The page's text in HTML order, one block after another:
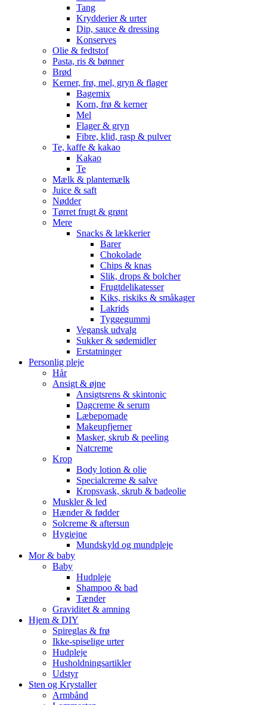
Tang
Krydderier & urter
Dip, sauce & dressing
Konserves
Olie & fedtstof
Pasta, ris & bønner
Brød
Kerner, frø, mel, gryn & flager
Bagemix
Korn, frø & kerner
Mel
Flager & gryn
Fibre, klid, rasp & pulver
Te, kaffe & kakao
Kakao
Te
Mælk & plantemælk
Juice & saft
Nødder
Tørret frugt & grønt
Mere
Snacks & lækkerier
Barer
Chokolade
Chips & knas
Slik, drops & bolcher
Frugtdelikatesser
Kiks, riskiks & småkager
Lakrids
Tyggegummi
Vegansk udvalg
Sukker & sødemidler
Erstatninger
Personlig pleje
Hår
Ansigt & øjne
Ansigtsrens & skintonic
Dagcreme & serum
Læbepomade
Makeupfjerner
Masker, skrub & peeling
Natcreme
Krop
Body lotion & olie
Specialcreme & salve
Kropsvask, skrub & badeolie
Muskler & led
Hænder & fødder
Solcreme & aftersun
Hygiejne
Mundskyld og mundpleje
Mor & baby
Baby
Hudpleje
Shampoo & bad
Tænder
Graviditet & amning
Hjem & DIY
Spireglas & frø
Ikke-spiselige urter
Hudpleje
Husholdningsartikler
Udstyr
Sten og Krystaller
Armbånd